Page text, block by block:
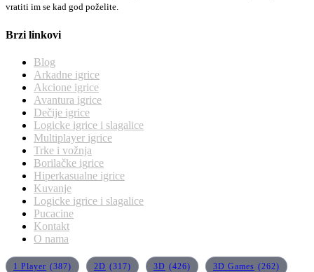
vratiti im se kad god poželite.
Brzi linkovi
Blog
Arkadne igrice
Akcione igrice
Avantura igrice
Dečije igrice
Logicke igrice i slagalice
Multiplayer igrice
Trke i vožnja
Borilačke igrice
Hiperkasualne igrice
Kuvanje
Logicke igrice i slagalice
Pucacine
Kontakt
O nama
1 Player (387) 2D (317) 3D (426) 3D Games (262)